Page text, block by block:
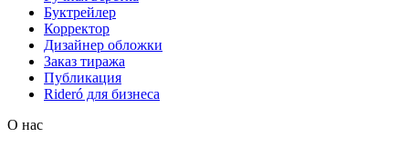
Буктрейлер
Корректор
Дизайнер обложки
Заказ тиража
Публикация
Rideró для бизнеса
О нас